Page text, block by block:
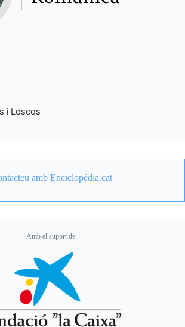
i Loscos
amb Enciclopèdia.cat
Amb el suport de: